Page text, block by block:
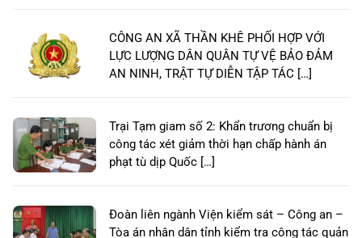
CÔNG AN XÃ THẦN KHÊ PHỐI HỢP VỚI
LỰC LƯỢNG DÂN QUÂN TỰ VỆ BẢO ĐẢM
AN NINH, TRẬT TỰ DIỄN TẬP TÁC […]
Trại Tạm giam số 2: Khẩn trương chuẩn bị
công tác xét giảm thời hạn chấp hành án
phạt tù dịp Quốc […]
Đoàn liên ngành Viện kiểm sát – Công an –
Tòa án nhân dân tỉnh kiểm tra công tác quản